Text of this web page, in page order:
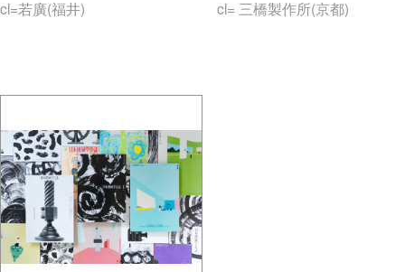
cl=若廣(福井)
cl= 三橋製作所(京都)